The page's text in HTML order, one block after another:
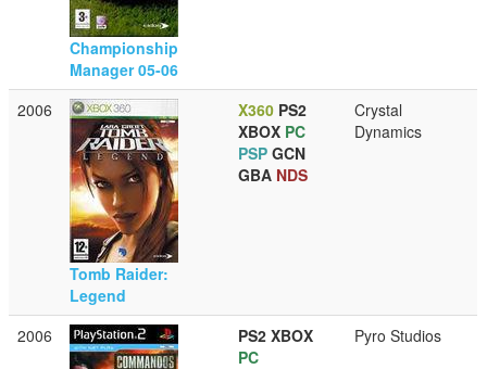
Championship
Manager 05-06
2006
Tomb Raider:
Legend
X360 PS2
XBOX PC
PSP GCN
GBA NDS
Crystal
Dynamics
2006 PS2 XBOX
PC
Pyro Studios